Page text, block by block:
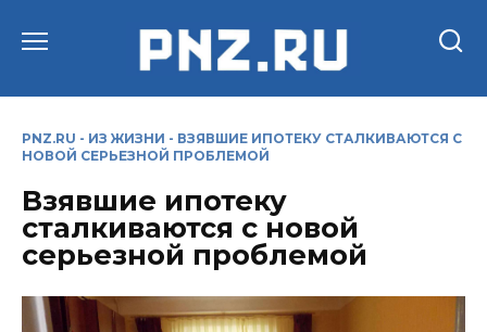
PNZ.RU - ИЗ ЖИЗНИ - ВЗЯВШИЕ ИПОТЕКУ СТАЛКИВАЮТСЯ С
НОВОЙ СЕРЬЕЗНОЙ ПРОБЛЕМОЙ
Взявшие ипотеку
сталкиваются с новой
серьезной проблемой